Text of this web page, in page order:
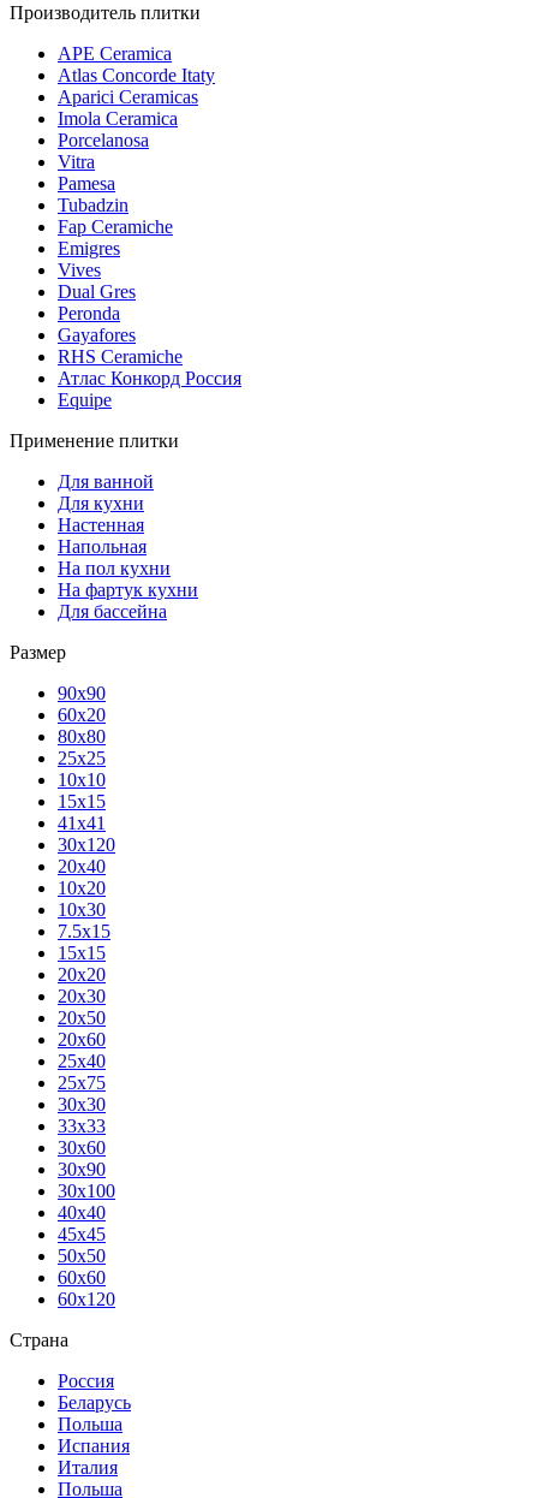
Производитель плитки
APE Ceramica
Atlas Concorde Itaty
Aparici Ceramicas
Imola Ceramica
Porcelanosa
Vitra
Pamesa
Tubadzin
Fap Ceramiche
Emigres
Vives
Dual Gres
Peronda
Gayafores
RHS Ceramiche
Атлас Конкорд Россия
Equipe
Применение плитки
Для ванной
Для кухни
Настенная
Напольная
На пол кухни
На фартук кухни
Для бассейна
Размер
90х90
60х20
80х80
25x25
10х10
15х15
41х41
30х120
20х40
10х20
10х30
7.5х15
15х15
20х20
20х30
20х50
20х60
25х40
25х75
30х30
33х33
30х60
30х90
30х100
40х40
45х45
50х50
60х60
60х120
Страна
Россия
Беларусь
Польша
Испания
Италия
Польша